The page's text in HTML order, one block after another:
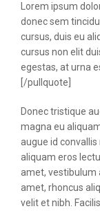
Lorem ipsum
donec sem
cursus, duis eu
cursus non elit
egestas, at urna
[/pullquote]
Donec tristique
magna eu
augue id
aliquam eros
amet, vestibulum
amet, rhoncus
velit et nibh.